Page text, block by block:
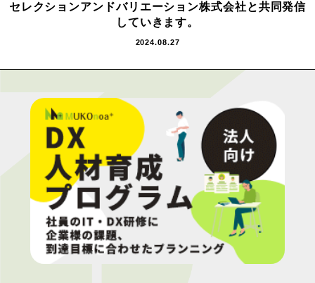
セレクションアンドバリエーション株式会社と共同発信
していきます。
2024.08.27